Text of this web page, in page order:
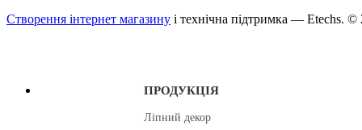
Створення інтернет магазину і технічна підтримка — Etechs. ©
ПРОДУКЦІЯ
Ліпний декор